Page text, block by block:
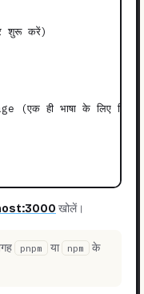
शुरू करें)
ही भाषा के लिए
खोलें।
pnpm या npm
के